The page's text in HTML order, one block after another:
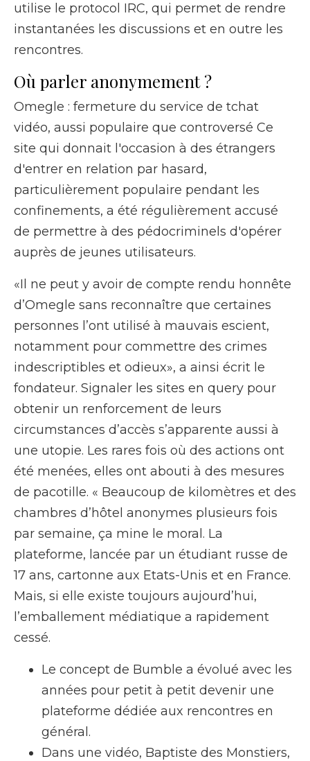
utilise le protocol IRC, qui permet de rendre
instantanées les discussions et en outre les
rencontres.
Où parler anonymement ?
Omegle : fermeture du service de tchat
vidéo, aussi populaire que controversé Ce
site qui donnait l'occasion à des étrangers
d'entrer en relation par hasard,
particulièrement populaire pendant les
confinements, a été régulièrement accusé
de permettre à des pédocriminels d'opérer
auprès de jeunes utilisateurs.
«Il ne peut y avoir de compte rendu honnête
d’Omegle sans reconnaître que certaines
personnes l’ont utilisé à mauvais escient,
notamment pour commettre des crimes
indescriptibles et odieux», a ainsi écrit le
fondateur. Signaler les sites en query pour
obtenir un renforcement de leurs
circumstances d’accès s’apparente aussi à
une utopie. Les rares fois où des actions ont
été menées, elles ont abouti à des mesures
de pacotille. « Beaucoup de kilomètres et des
chambres d’hôtel anonymes plusieurs fois
par semaine, ça mine le moral. La
plateforme, lancée par un étudiant russe de
17 ans, cartonne aux Etats-Unis et en France.
Mais, si elle existe toujours aujourd’hui,
l’emballement médiatique a rapidement
cessé.
Le concept de Bumble a évolué avec les
années pour petit à petit devenir une
plateforme dédiée aux rencontres en
général.
Dans une vidéo, Baptiste des Monstiers,